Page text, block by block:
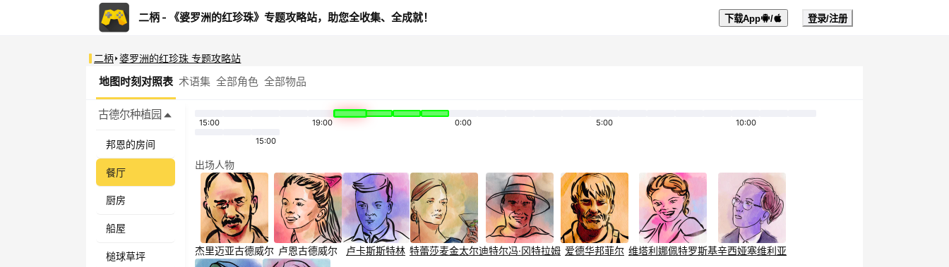
二柄 - 《婆罗洲的红珍珠》专题攻略站，助您全收集、全成就！ 下载App / 登录/注册
二柄 婆罗洲的红珍珠 专题攻略站
地图时刻对照表 术语集 全部角色 全部物品
古德尔种植园
邦恩的房间
餐厅
厨房
船屋
槌球草坪
15:00 19:00 0:00 5:00
10:00
15:00
出场人物
杰里迈亚古德威尔 卢恩古德威尔 卢卡斯斯特林 特蕾莎麦金太尔迪特尔冯·冈特拉姆 爱德华邦菲尔 维塔利娜佩特罗斯基辛西娅塞维利亚